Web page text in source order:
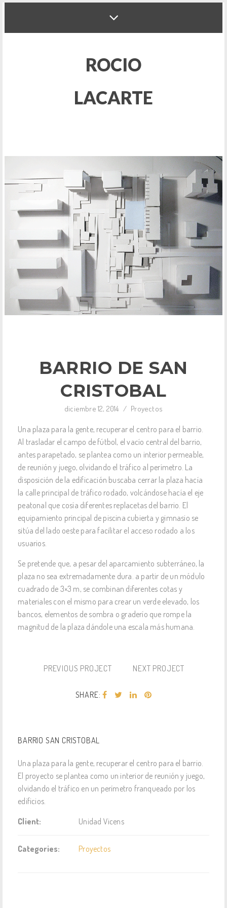
ROCIO
LACARTE
BARRIO DE SAN
CRISTOBAL
diciembre 12, 2014 / Proyectos
Una plaza para la gente, recuperar el centro para el barrio.
Al trasladar el campo de fútbol, el vacío central del barrio,
antes parapetado, se plantea como un interior permeable,
de reunión y juego, olvidando el tráfico al perímetro. La
disposición de la edificación buscaba cerrar la plaza hacía
la calle principal de tráfico rodado, volcándose hacía el eje
peatonal que cosía diferentes replacetas del barrio. El
equipamiento principal de piscina cubierta y gimnasio se
sitúa del lado oeste para facilitar el acceso rodado a los
usuarios.
Se pretende que, a pesar del aparcamiento subterráneo, la
plaza no sea extremadamente dura. a partir de un módulo
cuadrado de 3×3 m, se combinan diferentes cotas y
materiales con el mismo para crear un verde elevado, los
bancos, elementos de sombra o graderío que rompe la
magnitud de la plaza dándole una escala más humana.
PREVIOUS PROJECT NEXT PROJECT
SHARE:
BARRIO SAN CRISTOBAL
Una plaza para la gente, recuperar el centro para el barrio.
El proyecto se plantea como un interior de reunión y juego,
olvidando el tráfico en un perímetro franqueado por los
edificios.
Client:
Unidad Vicens
Categories: Proyectos